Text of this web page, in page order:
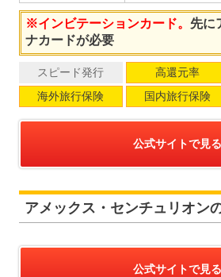
※インビテーションカード。 先に
ナカードが必要
スピード発行 高還元率
海外旅行保険
国内旅行保険
公式サイトで見る
アメックス・センチュリオン
公式サイトで見る